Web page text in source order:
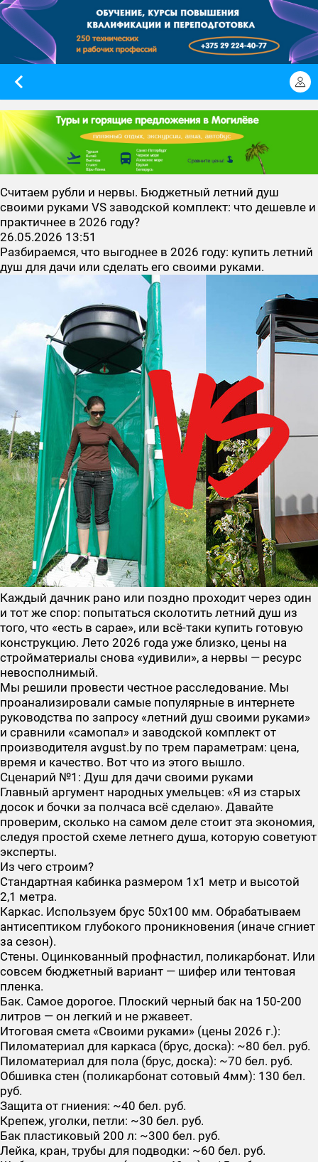
Считаем рубли и нервы. Бюджетный летний душ
своими руками VS заводской комплект: что дешевле и
практичнее в 2026 году?
26.05.2026 13:51
Разбираемся, что выгоднее в 2026 году: купить летний
душ для дачи или сделать его своими руками.
Каждый дачник рано или поздно проходит через один
и тот же спор: попытаться сколотить летний душ из
того, что «есть в сарае», или всё-таки купить готовую
конструкцию. Лето 2026 года уже близко, цены на
стройматериалы снова «удивили», а нервы — ресурс
невосполнимый.
Мы решили провести честное расследование. Мы
проанализировали самые популярные в интернете
руководства по запросу «летний душ своими руками»
и сравнили «самопал» и заводской комплект от
производителя avgust.by по трем параметрам: цена,
время и качество. Вот что из этого вышло.
Сценарий №1: Душ для дачи своими руками
Главный аргумент народных умельцев: «Я из старых
досок и бочки за полчаса всё сделаю». Давайте
проверим, сколько на самом деле стоит эта экономия,
следуя простой схеме летнего душа, которую советуют
эксперты.
Из чего строим?
Стандартная кабинка размером 1х1 метр и высотой
2,1 метра.
Каркас. Используем брус 50х100 мм. Обрабатываем
антисептиком глубокого проникновения (иначе сгниет
за сезон).
Стены. Оцинкованный профнастил, поликарбонат. Или
совсем бюджетный вариант — шифер или тентовая
пленка.
Бак. Самое дорогое. Плоский черный бак на 150-200
литров — он легкий и не ржавеет.
Итоговая смета «Своими руками» (цены 2026 г.):
Пиломатериал для каркаса (брус, доска): ~80 бел. руб.
Пиломатериал для пола (брус, доска): ~70 бел. руб.
Обшивка стен (поликарбонат сотовый 4мм): 130 бел.
руб.
Защита от гниения: ~40 бел. руб.
Крепеж, уголки, петли: ~30 бел. руб.
Бак пластиковый 200 л: ~300 бел. руб.
Лейка, кран, трубы для подводки: ~60 бел. руб.